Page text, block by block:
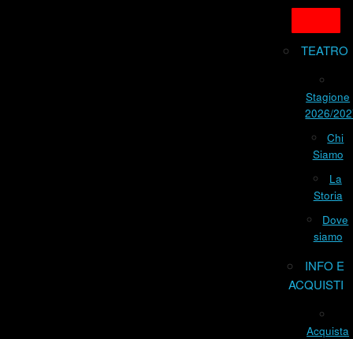
TEATRO
Stagione
2026/
Chi
Siamo
La
Storia
Dove
siamo
INFO E
ACQUISTI
Acquista